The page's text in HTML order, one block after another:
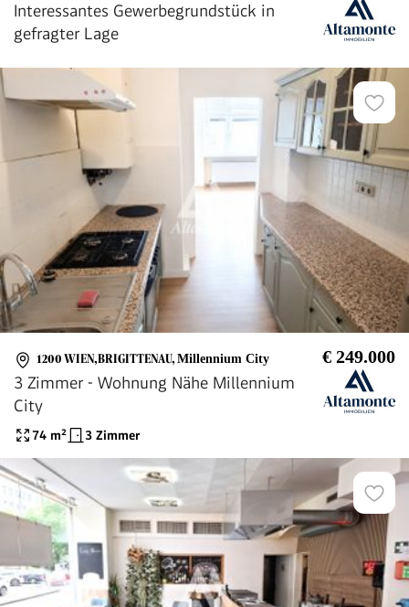
Interessantes Gewerbegrundstück in
gefragter Lage
1200 WIEN,BRIGITTENAU, Millennium City € 249.000
3 Zimmer - Wohnung Nähe Millennium
City
74 m² 3 Zimmer